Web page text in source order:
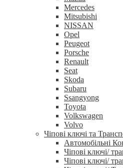
Mercedes
Mitsubishi
NISSAN
Opel
Peugeot
Porsche
Renault
Seat
Skoda
Subaru
Ssangyong
Toyota
Volkswagen
Volvo
Чіпові ключі та
Автомобільні
Чіпові ключі/
Чіпові ключі/